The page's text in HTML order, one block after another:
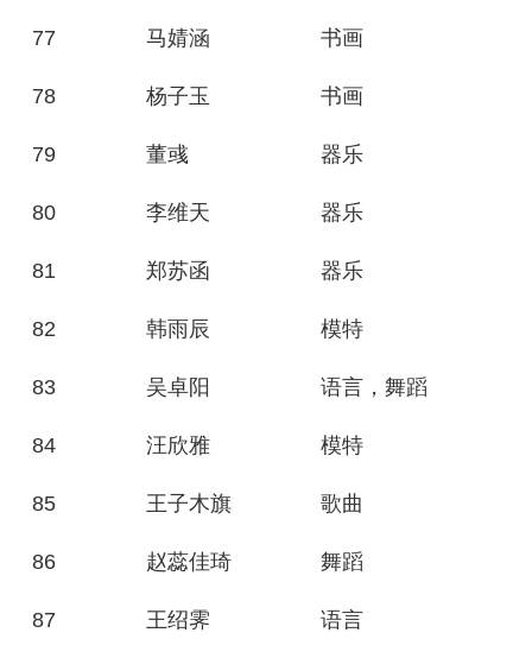
77 马婧涵 书画
78 杨子玉 书画
79 董彧 器乐
80 李维天 器乐
81 郑苏函 器乐
82 韩雨辰 模特
83 吴卓阳 语言，舞蹈
84 汪欣雅 模特
85 王子木旗 歌曲
86 赵蕊佳琦 舞蹈
87 王绍霁 语言